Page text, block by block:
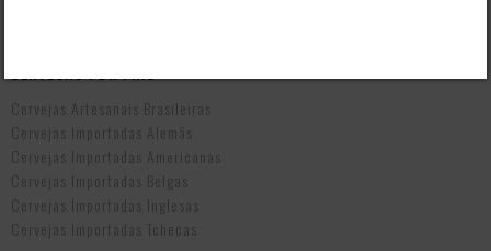
CERVEJAS POR PAÍS
Cervejas Artesanais Brasileiras
Cervejas Importadas Alemãs
Cervejas Importadas Americanas
Cervejas Importadas Belgas
Cervejas Importadas Inglesas
Cervejas Importadas Tchecas